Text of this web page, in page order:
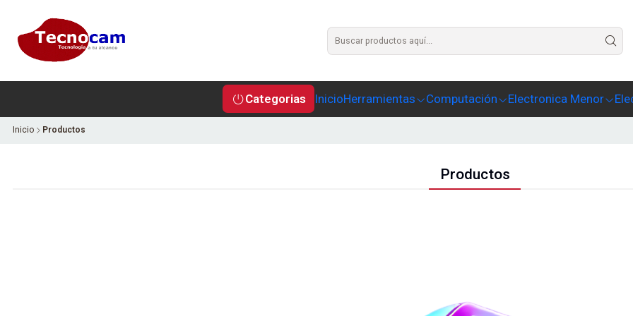
Categorias InicioHerramientas Computación Electronica Menor
Inicio Productos
Productos